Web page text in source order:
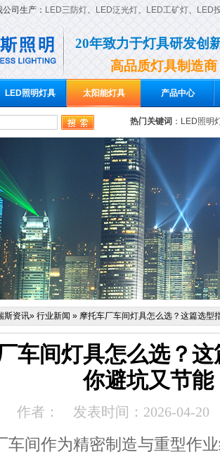
司生产： LED三防灯、 LED泛光灯、 LED工矿灯、 LED
20年致力于灯具研发创
高品质灯具制造商
LED照明灯具 太阳能灯具 产品中心
热门关键词 ： LED照明
斯资讯» 行业新闻 » 摩托车厂车间灯具怎么选？这篇选型
车间灯具怎么选？
你避坑又节能
作者： 发表时间：2026-04-20
车间作为精密制造与重型作